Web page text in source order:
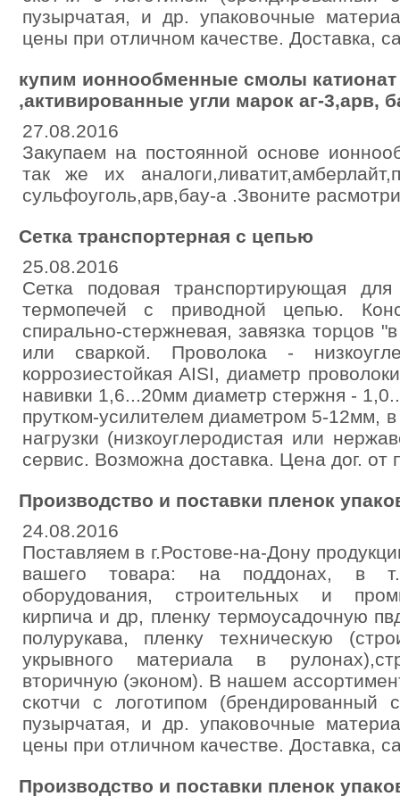
пузырчатая, и др. упаковочные
цены при отличном качестве. Доставка,
купим ионнообменные смолы катионат
,активированные угли марок аг-3,арв,
27.08.2016
Закупаем на постоянной основе
так же их
сульфоуголь,арв,бау-а .Звоните
Сетка транспортерная с цепью
25.08.2016
Сетка подовая транспортирующая для
термопечей с приводной цепью.
спирально-стержневая, завязка торцов
или сваркой. Проволока -
коррозиестойкая AISI, диаметр
навивки 1,6...20мм диаметр стержня -
прутком-усилителем диаметром 5-12мм,
нагрузки (низкоуглеродистая или
сервис. Возможна доставка. Цена дог. от
Производство и поставки пленок
24.08.2016
Поставляем в г.Ростове-на-Дону
вашего товара: на поддонах, в
оборудования, строительных и
кирпича и др, пленку термоусадочную
полурукава, пленку техническую
укрывного материала в
вторичную (эконом). В нашем
скотчи с логотипом (брендированный
пузырчатая, и др. упаковочные
цены при отличном качестве. Доставка,
Производство и поставки пленок